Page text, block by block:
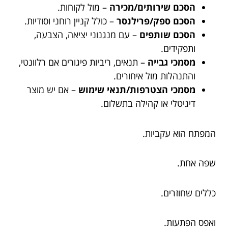
הסכם שירותים/מכירה – מול לקוחות.
הסכם ספק/פרילנסר – כולל קניין רוחני וסודיות.
הסכם שותפים – עם מנגנוני יציאה, הצבעה,
ותפקידים.
מסמכי גבייה – תנאים, ריביות פיגורים אם רלוונטי,
והתנהלות מול איחורים.
מסמכי הצטרפות/תנאי שימוש – אם יש מוצר
דיגיטלי או קהילה בתשלום.
המפתח הוא עקביות.
שפה אחת.
כללים שחוזרים.
ואפס הפתעות.